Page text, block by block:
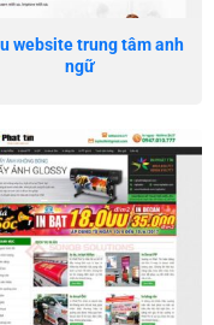
website trung tâm anh
ngữ